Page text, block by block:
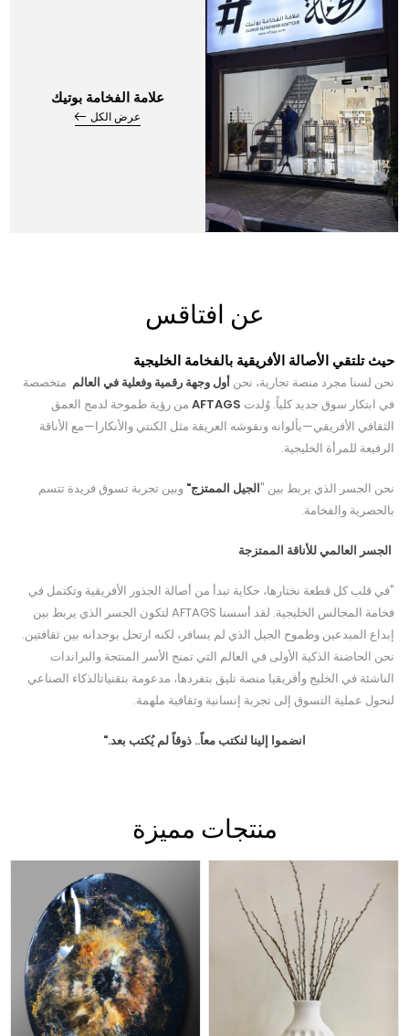
علامة الفخامة بوتيك
عرض الكل
عن افتاقس
حيث تلتقي الأصالة الأفريقية بالفخامة الخليجية
نحن لسنا مجرد منصة تجارية، نحنأول وجهة رقمية وفعلية في العالم متخصصة
في ابتكار سوق جديد كلياً. وُلدت AFTAGS من رؤية طموحة لدمج العمق
الثقافي الأفريقي—بألوانه ونقوشه العريقة مثل الكنتي والأنكارا—مع الأناقة
الرفيعة للمرأة الخليجية.
نحن الجسر الذي يربط بين "الجيل الممتزج" وبين تجربة تسوق فريدة تتسم
بالحصرية والفخامة.
الجسر العالمي للأناقة الممتزجة
"في قلب كل قطعة نختارها، حكاية تبدأ من أصالة الجذور الأفريقية وتكتمل في
فخامة المجالس الخليجية. لقد أسسنا AFTAGS لتكون الجسر الذي يربط بين
إبداع المبدعين وطموح الجيل الذي لم يسافر، لكنه ارتحل بوجدانه بين ثقافتين.
نحن الحاضنة الذكية الأولى في العالم التي تمنح الأسر المنتجة والبراندات
الناشئة في الخليج وأفريقيا منصة تليق بتفردها، مدعومة بتقنياتالذكاء الصناعي
لنحول عملية التسوق إلى تجربة إنسانية وثقافية ملهمة.
انضموا إلينا لنكتب معاً.. ذوقاً لم يُكتب بعد."
منتجات مميزة